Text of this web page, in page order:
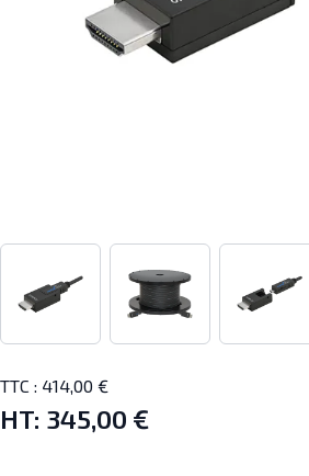
TTC : 414,00 €
HT: 345,00 €